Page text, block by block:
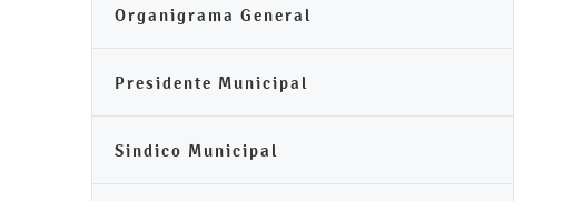
Organigrama General
Presidente Municipal
Sindico Municipal